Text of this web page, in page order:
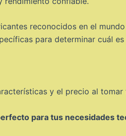
reconocidos en el
para determinar cuál
y el precio al tomar
para tus necesidades